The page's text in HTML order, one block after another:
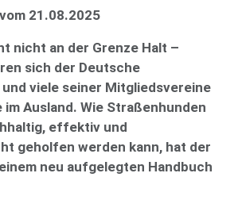
21.08.2025
nicht an der Grenze Halt –
sich der Deutsche
viele seiner Mitgliedsvereine
Ausland. Wie Straßenhunden
effektiv und
geholfen werden kann, hat der
neu aufgelegten Handbuch